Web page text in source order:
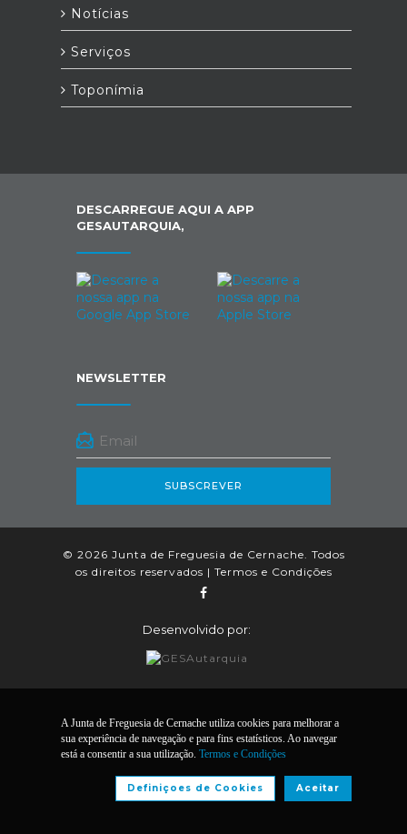
Notícias
Serviços
Toponímia
DESCARREGUE AQUI A APP
GESAUTARQUIA,
NEWSLETTER
SUBSCREVER
© 2026 Junta de Freguesia de Cernache. Todos
os direitos reservados | Termos e Condições
Desenvolvido por:
A Junta de Freguesia de Cernache utiliza cookies para melhorar a
sua experiência de navegação e para fins estatísticos. Ao navegar
está a consentir a sua utilização. Termos e Condições
Aceitar
Definiçoes de Cookies